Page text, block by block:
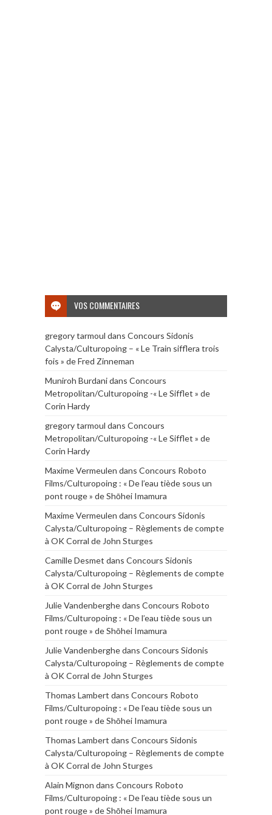
VOS COMMENTAIRES
gregory tarmoul dans Concours Sidonis
Calysta/Culturopoing – « Le Train sifflera trois
fois » de Fred Zinneman
Muniroh Burdanidans Concours
Metropolitan/Culturopoing -« Le Sifflet » de
Corin Hardy
gregory tarmoul dans Concours
Metropolitan/Culturopoing -« Le Sifflet » de
Corin Hardy
Maxime Vermeulen dans Concours Roboto
Films/Culturopoing : « De l’eau tiède sous un
pont rouge » de Shōhei Imamura
Maxime Vermeulen dans Concours Sidonis
Calysta/Culturopoing – Règlements de compte
à OK Corral de John Sturges
Camille Desmet dans Concours Sidonis
Calysta/Culturopoing – Règlements de compte
à OK Corral de John Sturges
Julie Vandenberghedans Concours Roboto
Films/Culturopoing : « De l’eau tiède sous un
pont rouge » de Shōhei Imamura
Julie Vandenberghedans Concours Sidonis
Calysta/Culturopoing – Règlements de compte
à OK Corral de John Sturges
Thomas Lambert dans Concours Roboto
Films/Culturopoing : « De l’eau tiède sous un
pont rouge » de Shōhei Imamura
Thomas Lambert dans Concours Sidonis
Calysta/Culturopoing – Règlements de compte
à OK Corral de John Sturges
Alain Mignon dans Concours Roboto
Films/Culturopoing : « De l’eau tiède sous un
pont rouge » de Shōhei Imamura